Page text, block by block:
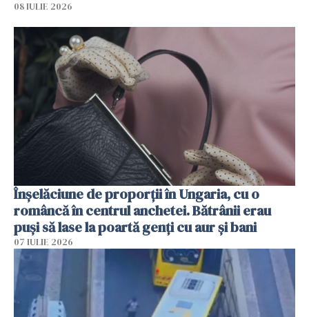
08 IULIE 2026
Înșelăciune de proporții în Ungaria, cu o
româncă în centrul anchetei. Bătrânii erau
puși să lase la poartă genți cu aur și bani
07 IULIE 2026